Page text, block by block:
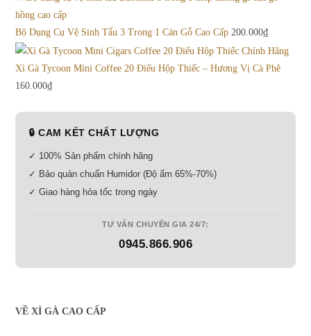
Bộ Dụng Cụ Vệ Sinh Tẩu 3 Trong 1 Cán Gỗ Cao Cấp 200.000₫
Xì Gà Tycoon Mini Coffee 20 Điếu Hộp Thiếc – Hương Vị Cà Phê
160.000₫
🔒 CAM KẾT CHẤT LƯỢNG
✓ 100% Sản phẩm chính hãng
✓ Bảo quản chuẩn Humidor (Độ ẩm 65%-70%)
✓ Giao hàng hỏa tốc trong ngày
TƯ VẤN CHUYÊN GIA 24/7:
0945.866.906
VỀ XÌ GÀ CAO CẤP